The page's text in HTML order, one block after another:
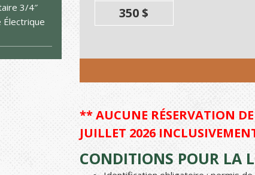
3/4″
Électrique
350 $
** AUCUNE RÉSERVATION
JUILLET 2026
CONDITIONS POUR LA